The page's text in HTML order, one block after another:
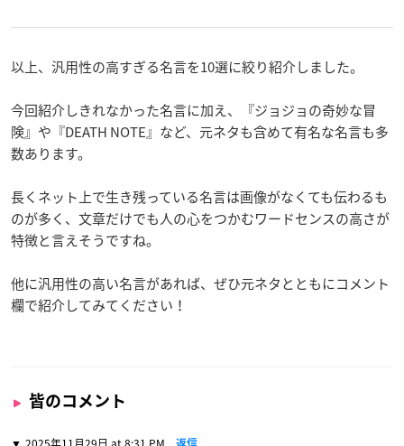
以上、汎用性の高すぎる名言を10選に絞り紹介しました。
今回紹介しきれなかった名言に加え、『ジョジョの奇妙な冒
険』や『DEATH NOTE』など、元ネタも含めて有名な名言も多
数あります。
長くネット上で生き残っている名言は画像がなくても伝わるも
のが多く、文章だけでも人の心をつかむワードセンスの高さが
特徴と言えそうですね。
他に汎用性の高い名言があれば、ぜひ元ネタとともにコメント
欄で紹介してみてください！
皆のコメント
返信